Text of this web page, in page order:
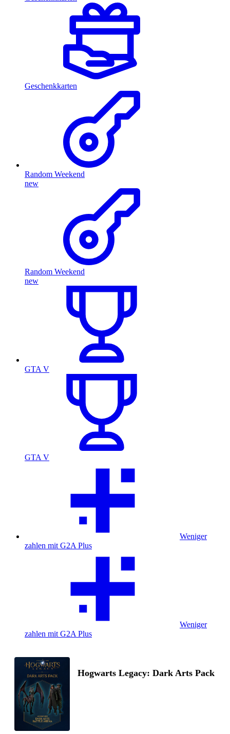
Geschenkkarten
Random Weekend
new
Random Weekend
new
GTA V
GTA V
Weniger
zahlen mit G2A Plus
Weniger
zahlen mit G2A Plus
Hogwarts Legacy: Dark Arts Pack